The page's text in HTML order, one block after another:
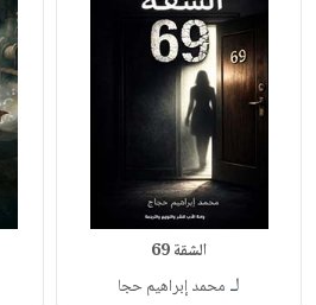
الشقة 69
لـ محمد إبراهيم حجا